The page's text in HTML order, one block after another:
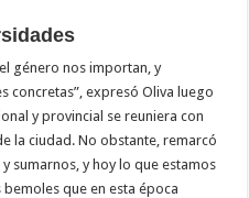
género nos importan, y
concretas”, expresó Oliva luego
y provincial se reuniera con
la ciudad. No obstante, remarcó
sumarnos, y hoy lo que estamos
que en esta época